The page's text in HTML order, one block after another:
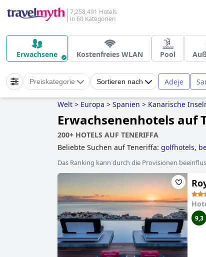
7,258,491 Hotels
in 60 Kategorien
Erwachsene Kostenfreies WLAN Pool
Preiskategorie Sortieren nach Adeje
Welt > Europa > Spanien > Kanarische
Erwachsenenhotels auf
200+ HOTELS AUF TENERIFFA
Beliebte Suchen auf Teneriffa: golfhotels,
familienhotels.
Das Ranking kann durch die Provisionen
9,3